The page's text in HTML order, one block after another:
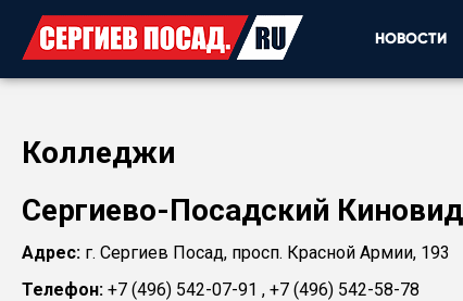
НОВОСТИ
Колледжи
Сергиево-Посадский
Адрес: г. Сергиев Посад, просп. Красной Армии, 193
Телефон: +7 (496) 542-07-91 , +7 (496) 542-58-78